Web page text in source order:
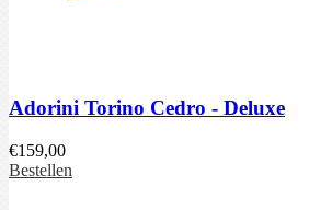
Adorini Torino Cedro - Deluxe
€159,00
Bestellen